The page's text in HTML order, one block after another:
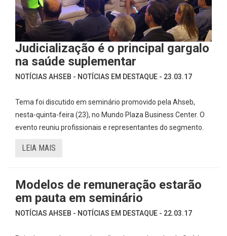
Judicialização é o principal gargalo
na saúde suplementar
NOTÍCIAS AHSEB - NOTÍCIAS EM DESTAQUE - 23.03.17
Tema foi discutido em seminário promovido pela Ahseb,
nesta-quinta-feira (23), no Mundo Plaza Business Center. O
evento reuniu profissionais e representantes do segmento.
LEIA MAIS
Modelos de remuneração estarão
em pauta em seminário
NOTÍCIAS AHSEB - NOTÍCIAS EM DESTAQUE - 22.03.17